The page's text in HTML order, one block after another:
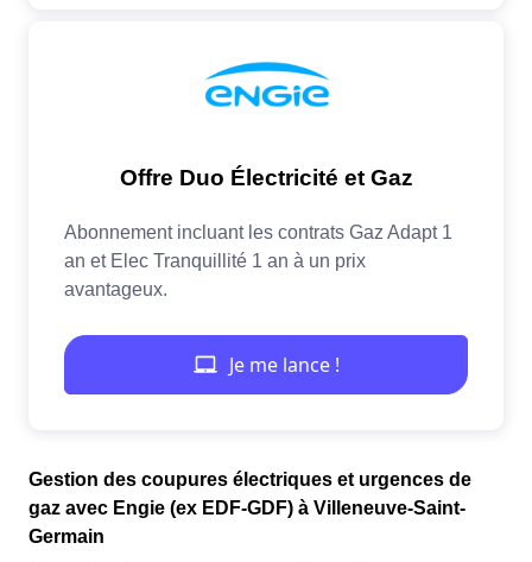
Gestion des coupures électriques et urgences de
gaz avec Engie (ex EDF-GDF) à Villeneuve-Saint-
Germain